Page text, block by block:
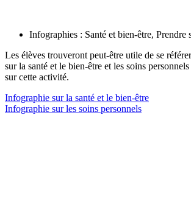
Infographies : Santé et bien-être, Prendre
Les élèves trouveront peut-être utile de se
sur la santé et le bien-être et les soins
sur cette activité.
Infographie sur la santé et le bien-être
Infographie sur les soins personnels